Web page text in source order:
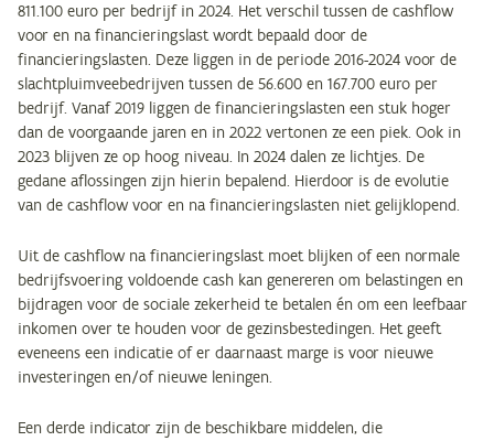
811.100 euro per bedrijf in 2024. Het verschil tussen de cashflow
voor en na financieringslast wordt bepaald door de
financieringslasten. Deze liggen in de periode 2016-2024 voor de
slachtpluimveebedrijven tussen de 56.600 en 167.700 euro per
bedrijf. Vanaf 2019 liggen de financieringslasten een stuk hoger
dan de voorgaande jaren en in 2022 vertonen ze een piek. Ook in
2023 blijven ze op hoog niveau. In 2024 dalen ze lichtjes. De
gedane aflossingen zijn hierin bepalend. Hierdoor is de evolutie
van de cashflow voor en na financieringslasten niet gelijklopend.
Uit de cashflow na financieringslast moet blijken of een normale
bedrijfsvoering voldoende cash kan genereren om belastingen en
bijdragen voor de sociale zekerheid te betalen én om een leefbaar
inkomen over te houden voor de gezinsbestedingen. Het geeft
eveneens een indicatie of er daarnaast marge is voor nieuwe
investeringen en/of nieuwe leningen.
Een derde indicator zijn de beschikbare middelen, die